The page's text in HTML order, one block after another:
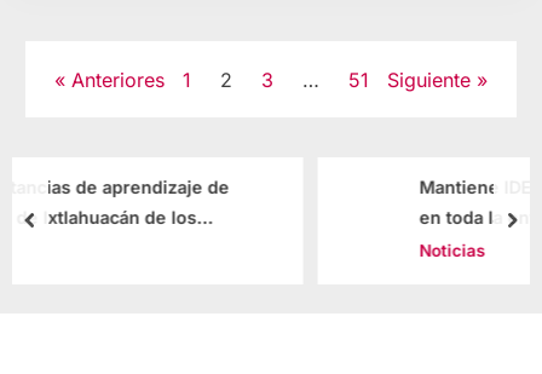
Anteriores 1 2 3 … 51 Siguiente
Mantiene IDEFT solidez y oferta académica
en toda la entidad
prev